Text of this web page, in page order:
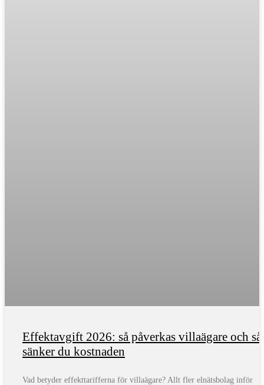
Effektavgift 2026: så påverkas villaägare och så
sänker du kostnaden
Vad betyder effekttarifferna för villaägare? Allt fler elnätsbolag inför